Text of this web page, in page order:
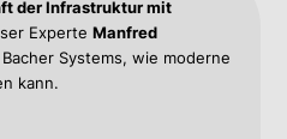
der Infrastruktur mit
Experte Manfred
Systems, wie moderne
kann.